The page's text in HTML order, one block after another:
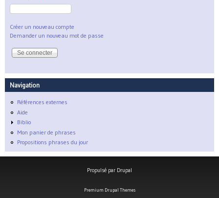
Créer un nouveau compte
Demander un nouveau mot de passe
Navigation
Références externes
Aide
Biblio
Mon panier de phrases
Propositions phrases du jour
Propulsé par Drupal
Premium Drupal Themes